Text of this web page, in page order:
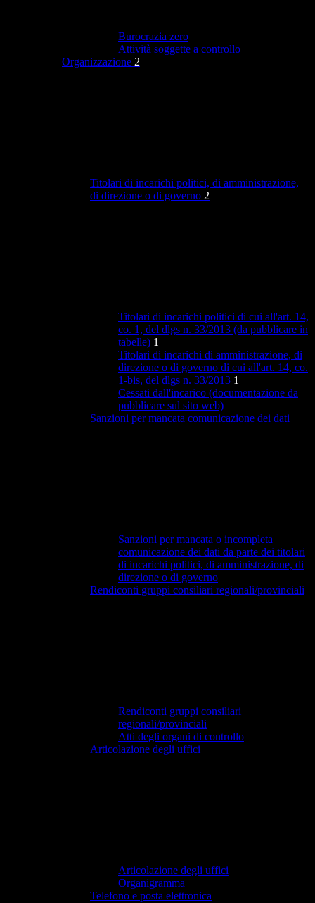
Burocrazia zero
Attività soggette a controllo
Organizzazione 2
Titolari di incarichi politici, di amministrazione,
di direzione o di governo 2
Titolari di incarichi politici di cui all'art. 14,
co. 1, del dlgs n. 33/2013 (da pubblicare in
tabelle) 1
Titolari di incarichi di amministrazione, di
direzione o di governo di cui all'art. 14, co.
1-bis, del dlgs n. 33/2013 1
Cessati dall'incarico (documentazione da
pubblicare sul sito web)
Sanzioni per mancata comunicazione dei dati
Sanzioni per mancata o incompleta
comunicazione dei dati da parte dei titolari
di incarichi politici, di amministrazione, di
direzione o di governo
Rendiconti gruppi consiliari regionali/provinciali
Rendiconti gruppi consiliari
regionali/provinciali
Atti degli organi di controllo
Articolazione degli uffici
Articolazione degli uffici
Organigramma
Telefono e posta elettronica